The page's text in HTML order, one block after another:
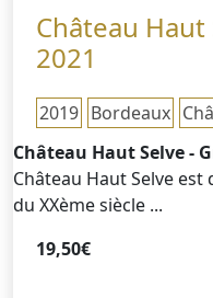
Château Haut
2021
2019 Bordeaux
Château Haut Selve -
Château Haut Selve
du XXème siècle ...
19,50€